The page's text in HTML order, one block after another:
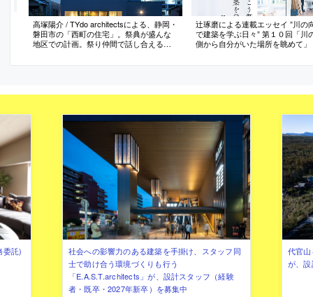
高塚陽介 / TYdo architectsによる、静岡・
磐田市の「西町の住宅」。祭典が盛んな
地区での計画。祭り仲間で話し合える場
外リビング”と“家族リビング”を備えた建
辻琢磨による連載エッセイ ”川の
で建築を学ぶ日々” 第１０回「川
側から自分がいた場所を眺めて」
委託)
社会への影響力のある建築を手掛け、スタッフ同
士で助け合う環境づくりも行う
「E.A.S.T.architects」が、設計スタッフ（経験
者・既卒・2027年新卒）を募集中
代官
が、